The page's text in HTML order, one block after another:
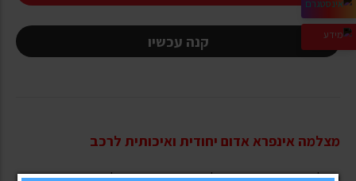
קנה עכשיו
מצלמה אינפרא אדום יחודית ואיכותית לרכב